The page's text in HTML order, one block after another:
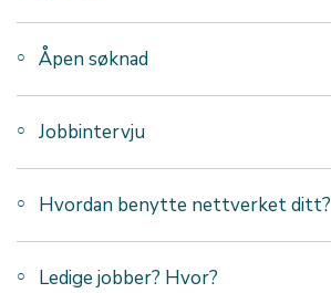
Åpen søknad
Jobbintervju
Hvordan benytte nettverket ditt?
Ledige jobber? Hvor?